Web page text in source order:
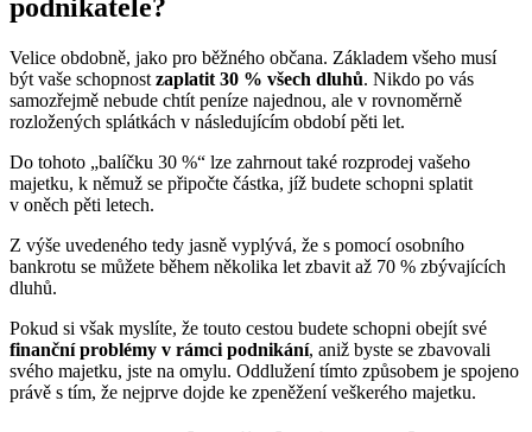
podnikatele?
Velice obdobně, jako pro běžného občana. Základem všeho musí
být vaše schopnost zaplatit 30 % všech dluhů. Nikdo po vás
samozřejmě nebude chtít peníze najednou, ale v rovnoměrně
rozložených splátkách v následujícím období pěti let.
Do tohoto „balíčku 30 %“ lze zahrnout také rozprodej vašeho
majetku, k němuž se připočte částka, jíž budete schopni splatit
v oněch pěti letech.
Z výše uvedeného tedy jasně vyplývá, že s pomocí osobního
bankrotu se můžete během několika let zbavit až 70 % zbývajících
dluhů.
Pokud si však myslíte, že touto cestou budete schopni obejít své
finanční problémy v rámci podnikání, aniž byste se zbavovali
svého majetku, jste na omylu. Oddlužení tímto způsobem je spojeno
právě s tím, že nejprve dojde ke zpeněžení veškerého majetku.